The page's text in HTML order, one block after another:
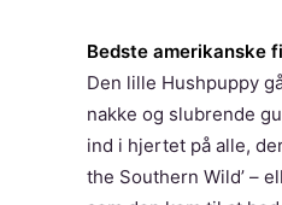
Bedste amerikanske
Den lille Hushpuppy
nakke og slubrende
ind i hjertet på alle,
the Southern Wild’ –